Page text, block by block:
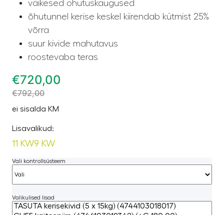
väikesed ohutuskaugused
õhutunnel kerise keskel kiirendab kütmist 25%
võrra
suur kivide mahutavus
roostevaba teras
€720,00
€792,00
ei sisalda KM
Lisavalikud:
11 KW9 KW
Vali kontrollsüsteem
Valikulised lisad